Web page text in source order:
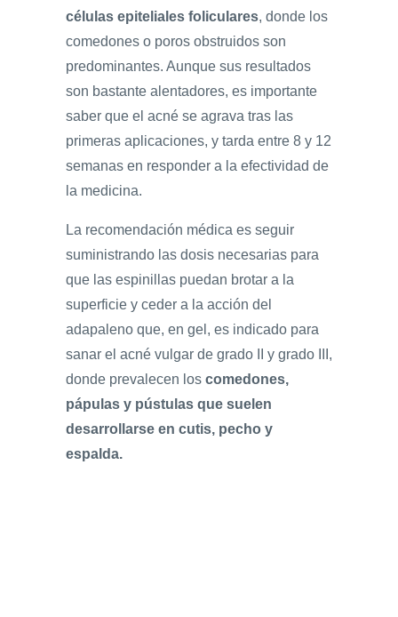
células epiteliales foliculares, donde los
comedones o poros obstruidos son
predominantes. Aunque sus resultados
son bastante alentadores, es importante
saber que el acné se agrava tras las
primeras aplicaciones, y tarda entre 8 y 12
semanas en responder a la efectividad de
la medicina.
La recomendación médica es seguir
suministrando las dosis necesarias para
que las espinillas puedan brotar a la
superficie y ceder a la acción del
adapaleno que, en gel, es indicado para
sanar el acné vulgar de grado II y grado III,
donde prevalecen los comedones,
pápulas y pústulas que suelen
desarrollarse en cutis, pecho y
espalda.